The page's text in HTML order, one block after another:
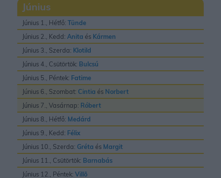
Június
Június 1., Hétfő: Tünde
Június 2., Kedd: Anita és Kármen
Június 3., Szerda: Klotild
Június 4., Csütörtök: Bulcsú
Június 5., Péntek: Fatime
Június 6., Szombat: Cintia és Norbert
Június 7., Vasárnap: Róbert
Június 8., Hétfő: Medárd
Június 9., Kedd: Félix
Június 10., Szerda: Gréta és Margit
Június 11., Csütörtök: Barnabás
Június 12., Péntek: Villõ